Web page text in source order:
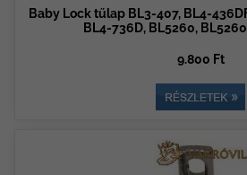
Baby Lock tűlap BL3-407, BL4-
BL4-736D, BL5260,
9.800 Ft